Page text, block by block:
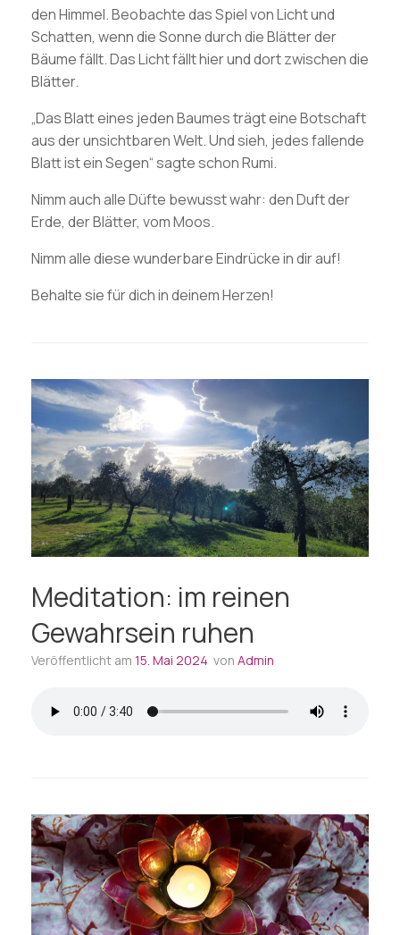
den Himmel. Beobachte das Spiel von Licht und
Schatten, wenn die Sonne durch die Blätter der
Bäume fällt. Das Licht fällt hier und dort zwischen die
Blätter.
„Das Blatt eines jeden Baumes trägt eine Botschaft
aus der unsichtbaren Welt. Und sieh, jedes fallende
Blatt ist ein Segen“ sagte schon Rumi.
Nimm auch alle Düfte bewusst wahr: den Duft der
Erde, der Blätter, vom Moos.
Nimm alle diese wunderbare Eindrücke in dir auf!
Behalte sie für dich in deinem Herzen!
Meditation: im reinen
Gewahrsein ruhen
Veröffentlicht am 15. Mai 2024 von Admin